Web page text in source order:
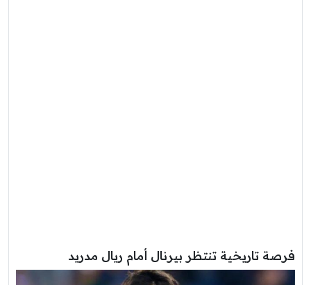
فرصة تاريخية تنتظر بيرنال أمام ريال مدريد